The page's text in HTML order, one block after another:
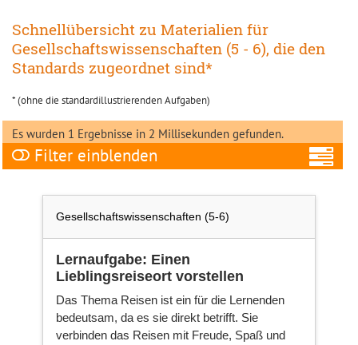
Schnellübersicht zu Materialien für
Gesellschaftswissenschaften (5 - 6), die den
Standards zugeordnet sind*
* (ohne die standardillustrierenden Aufgaben)
Es wurden 1 Ergebnisse in 2 Millisekunden gefunden.
Filter
Gesellschaftswissenschaften (5-6)
Lernaufgabe: Einen
Lieblingsreiseort vorstellen
Das Thema Reisen ist ein für die Lernenden
bedeutsam, da es sie direkt betrifft. Sie
verbinden das Reisen mit Freude, Spaß und